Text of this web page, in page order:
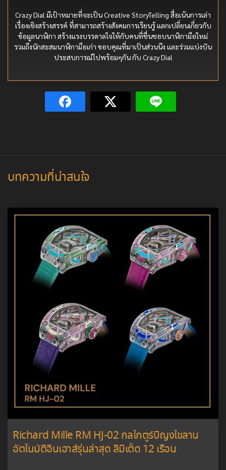
Crazy Dial มีเป้าหมายที่จะเป็น Creative StoryTelling สื่อเน้นการเล่า
เรื่องเชิงสร้างสรรค์ ที่สามารถสร้างสังคมการเรียนรู้ แลกเปลี่ยนเกี่ยวกับ
ข้อมูลนาฬิกา สร้างแรงบรรดาลใจให้กับคนที่ชื่นชอบนาฬิกามือใหม่
รวมถึงนักสะสมนาฬิกามือเก่า ขอบคุณที่มาเป็นส่วนนึง และร่วมแบ่งบัน
ประสบการณ์ไปพร้อมๆกัน กับ Crazy Dial
บทความที่น่าสนใจ
Richard Mille RM HJ-02 กลไกตูร์บิญงไขลาน
อัตโนมัติอินเฮาส์รุ่นล่าสุด ลิมิเต็ด 12 เรือน